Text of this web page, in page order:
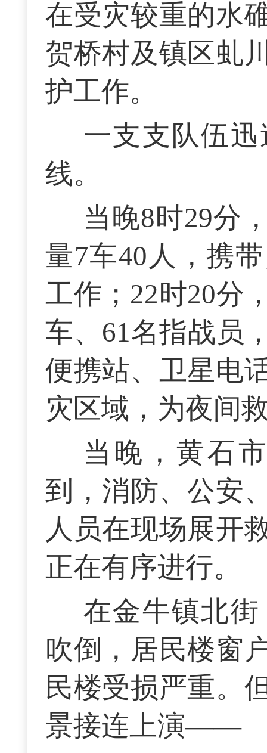
在受灾较重的水
贺桥村及镇区虬
护工作。
一支支队伍
线。
当晚8时29分
量7车40人，携
工作；22时20分
车、61名指战员
便携站、卫星电
灾区域，为夜间
当晚，黄石
到，消防、公安
人员在现场展开
正在有序进行。
在金牛镇北
吹倒，居民楼窗
民楼受损严重。
景接连上演——